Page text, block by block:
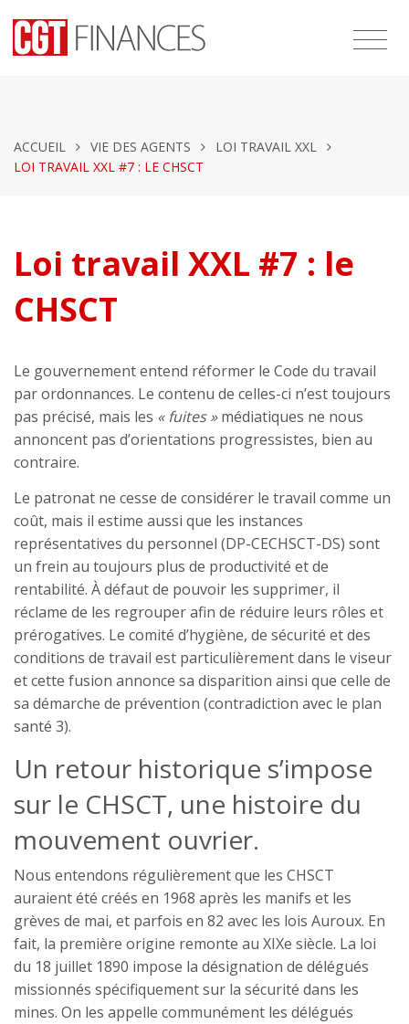
ACCUEIL VIE DES AGENTS
LOI TRAVAIL XXL
LOI TRAVAIL XXL #7 : LE CHSCT
Loi travail XXL #7 : le
CHSCT
Le gouvernement entend réformer le Code du travail
par ordonnances. Le contenu de celles-ci n’est toujours
pas précisé, mais les « fuites »médiatiques ne nous
annoncent pas d’orientations progressistes, bien au
contraire.
Le patronat ne cesse de considérer le travail comme un
coût, mais il estime aussi que les instances
représentatives du personnel (DP-CECHSCT-DS) sont
un frein au toujours plus de productivité et de
rentabilité. À défaut de pouvoir les supprimer, il
réclame de les regrouper afin de réduire leurs rôles et
prérogatives. Le comité d’hygiène, de sécurité et des
conditions de travail est particulièrement dans le viseur
et cette fusion annonce sa disparition ainsi que celle de
sa démarche de prévention (contradiction avec le plan
santé 3).
Un retour historique s’impose
sur le CHSCT, une histoire du
mouvement ouvrier.
Nous entendons régulièrement que les CHSCT
auraient été créés en 1968 après les manifs et les
grèves de mai, et parfois en 82 avec les lois Auroux. En
fait, la première origine remonte au XIXe siècle. La loi
du 18 juillet 1890 impose la désignation de délégués
missionnés spécifiquement sur la sécurité dans les
mines. On les appelle communément les délégués